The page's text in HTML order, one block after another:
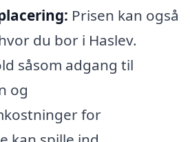
Prisen kan også
du bor i Haslev.
såsom adgang til
og
for